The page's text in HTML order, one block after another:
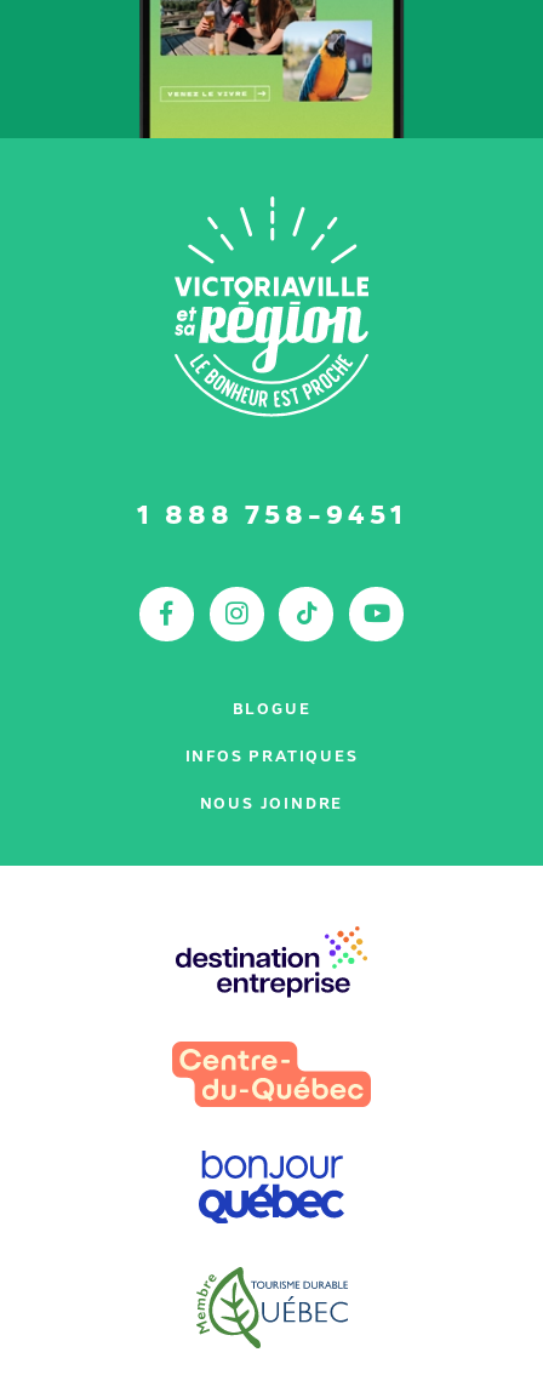
1 888 758-9451
Facebook
Instagram
TikTok
BLOGUE
INFOS PRATIQUES
NOUS JOINDRE
partenaires
: